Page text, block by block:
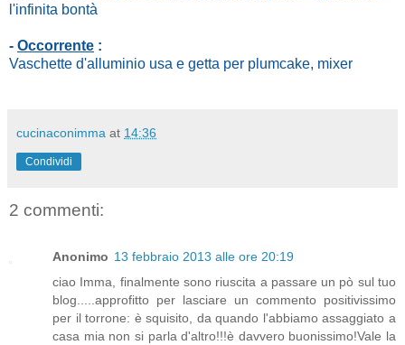
l'infinita bontà
- Occorrente :
Vaschette d'alluminio usa e getta per plumcake, mixer
cucinaconimma at 14:36
Condividi
2 commenti:
Anonimo 13 febbraio 2013 alle ore 20:19
ciao Imma, finalmente sono riuscita a passare un pò sul tuo
blog.....approfitto per lasciare un commento positivissimo
per il torrone: è squisito, da quando l'abbiamo assaggiato a
casa mia non si parla d'altro!!!è davvero buonissimo!Vale la